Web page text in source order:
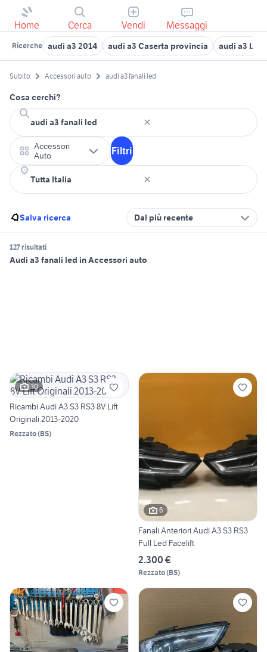
Home Cerca Vendi Messaggi
Ricerche audi a3 2014 audi a3 Caserta provincia audi a3
Subito Accessori auto audi a3 fanali led
Cosa cerchi?
Accessori
Auto
Filtri
Salva ricerca Dal più recente
127 risultati
Audi a3 fanali led in Accessori auto
30
Ricambi Audi A3 S3 RS3 8V Lift
Originali 2013-2020
Rezzato(BS)
6
Fanali Anteriori Audi A3 S3 RS3
Full Led Facelift
2.300 €
Rezzato(BS)